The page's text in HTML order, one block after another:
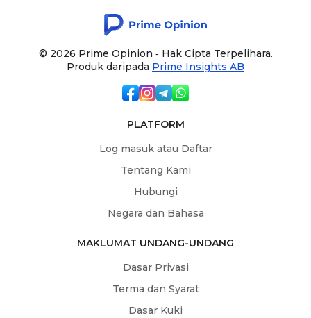
© 2026 Prime Opinion ‐ Hak Cipta Terpelihara.
Produk daripada Prime Insights AB
PLATFORM
Log masuk atau Daftar
Tentang Kami
Hubungi
Negara dan Bahasa
MAKLUMAT UNDANG-UNDANG
Dasar Privasi
Terma dan Syarat
Dasar Kuki